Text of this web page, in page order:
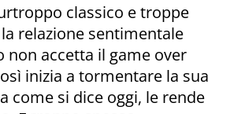
classico e troppe
relazione sentimentale
non accetta il game over
inizia a tormentare la sua
come si dice oggi, le rende